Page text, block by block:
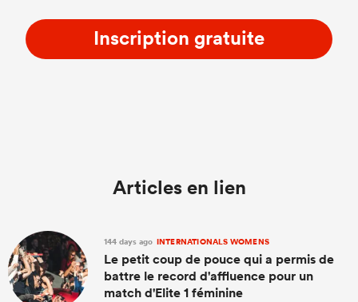
Inscription gratuite
Articles en lien
144 days ago INTERNATIONALS WOMENS
Le petit coup de pouce qui a permis de
battre le record d'affluence pour un
match d'Elite 1 féminine